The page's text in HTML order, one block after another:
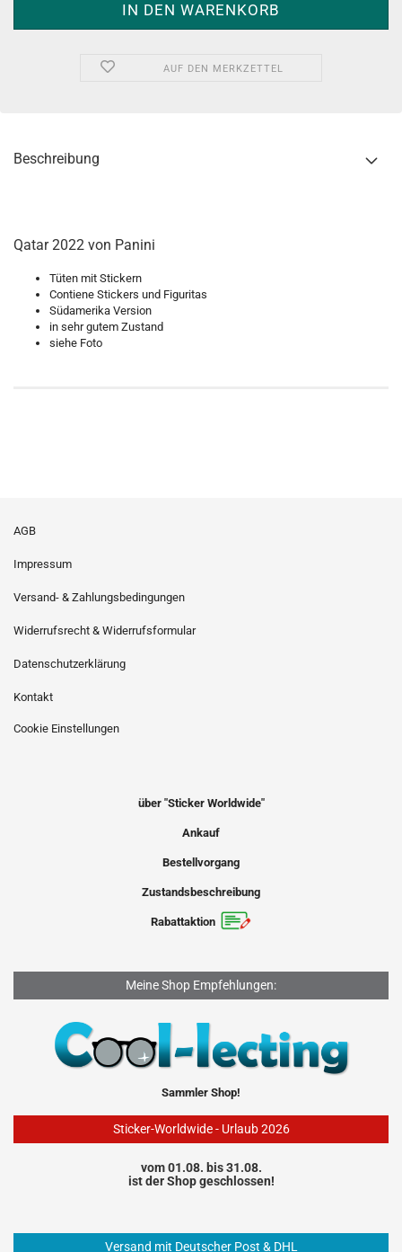
AUF DEN MERKZETTEL
Beschreibung
Qatar 2022 von Panini
Tüten mit Stickern
Contiene Stickers und Figuritas
Südamerika Version
in sehr gutem Zustand
siehe Foto
AGB
Impressum
Versand- & Zahlungsbedingungen
Widerrufsrecht & Widerrufsformular
Datenschutzerklärung
Kontakt
Cookie Einstellungen
über "Sticker Worldwide"
Ankauf
Bestellvorgang
Zustandsbeschreibung
Rabattaktion
Meine Shop Empfehlungen:
Sammler Shop!
Sticker-Worldwide - Urlaub 2026
vom 01.08. bis 31.08.
ist der Shop geschlossen!
Versand mit Deutscher Post & DHL